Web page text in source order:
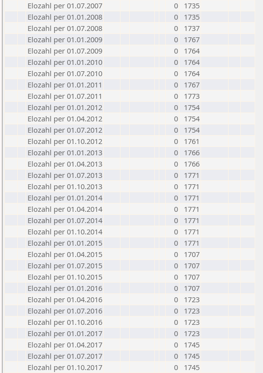
Elozahl per 01.07.2007
0
1735
Elozahl per 01.01.2008
0
1735
Elozahl per 01.07.2008
0
1737
Elozahl per 01.01.2009
0
1767
Elozahl per 01.07.2009
0
1764
Elozahl per 01.01.2010
0
1764
Elozahl per 01.07.2010
0
1764
Elozahl per 01.01.2011
0
1767
Elozahl per 01.07.2011
0
1773
Elozahl per 01.01.2012
0
1754
Elozahl per 01.04.2012
0
1754
Elozahl per 01.07.2012
0
1754
Elozahl per 01.10.2012
0
1761
Elozahl per 01.01.2013
0
1766
Elozahl per 01.04.2013
0
1766
Elozahl per 01.07.2013
0
1771
Elozahl per 01.10.2013
0
1771
Elozahl per 01.01.2014
0
1771
Elozahl per 01.04.2014
0
1771
Elozahl per 01.07.2014
0
1771
Elozahl per 01.10.2014
0
1771
Elozahl per 01.01.2015
0
1771
Elozahl per 01.04.2015
0
1707
Elozahl per 01.07.2015
0
1707
Elozahl per 01.10.2015
0
1707
Elozahl per 01.01.2016
0
1707
Elozahl per 01.04.2016
0
1723
Elozahl per 01.07.2016
0
1723
Elozahl per 01.10.2016
0
1723
Elozahl per 01.01.2017
0
1723
Elozahl per 01.04.2017
0
1745
Elozahl per 01.07.2017
0
1745
Elozahl per 01.10.2017
0
1745